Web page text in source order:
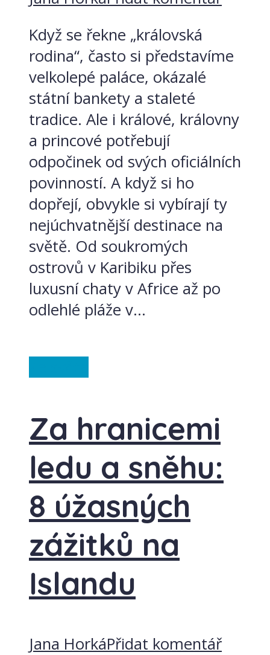
Když se řekne „královská
rodina“, často si představíme
velkolepé paláce, okázalé
státní bankety a staleté
tradice. Ale i králové, královny
a princové potřebují
odpočinek od svých oficiálních
povinností. A když si ho
dopřejí, obvykle si vybírají ty
nejúchvatnější destinace na
světě. Od soukromých
ostrovů v Karibiku přes
luxusní chaty v Africe až po
odlehlé pláže v...
Za hranicemi
ledu a sněhu:
8 úžasných
zážitků na
Islandu
Jana HorkáPřidat komentář